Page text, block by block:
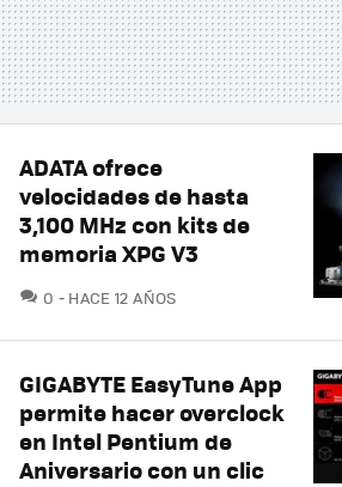
ADATA ofrece
velocidades de hasta
3,100 MHz con kits de
memoria XPG V3
0 COMENTARIOS
HACE 12 AÑOS
GIGABYTE EasyTune App
permite hacer overclock
en Intel Pentium de
Aniversario con un clic